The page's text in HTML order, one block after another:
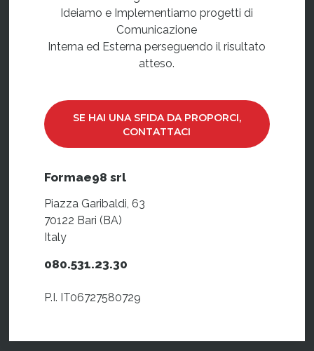
Ideiamo e Implementiamo progetti di
Comunicazione
Interna ed Esterna perseguendo il risultato
atteso.
SE HAI UNA SFIDA DA PROPORCI,
CONTATTACI
Formae98 srl
Piazza Garibaldi, 63
70122 Bari (BA)
Italy
080.531.23.30
P.I. IT06727580729